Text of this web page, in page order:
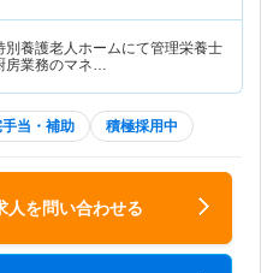
別養護老人ホームにて管理栄養士
房業務のマネ…
当・補助 積極採用中
人を問い合わせる